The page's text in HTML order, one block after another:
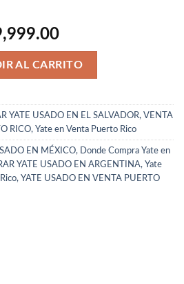
El
precio
actual
es:
$39,999.00.
AL CARRITO
YATE USADO EN EL SALVADOR, VENTA
RICO, Yate en Venta Puerto Rico
EN MÉXICO, Donde Compra Yate en
YATE USADO EN ARGENTINA, Yate
YATE USADO EN VENTA PUERTO